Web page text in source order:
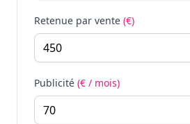
Retenue par vente (€)
Publicité (€ / mois)